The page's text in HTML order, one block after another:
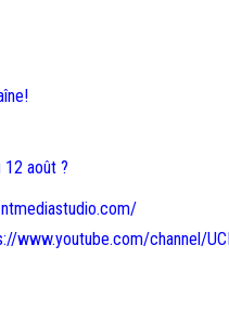
août ?
www.youtube.com/channel/